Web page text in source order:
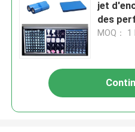
jet
des
MOQ：